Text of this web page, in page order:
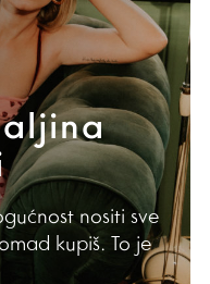
nositi sve
kupiš. To je